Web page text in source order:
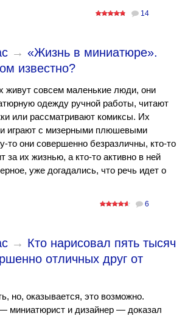
14
→ «Жизнь в миниатюре».
известно?
живут совсем маленькие люди, они
одежду ручной работы, читают
или рассматривают комиксы. Их
играют с мизерными плюшевыми
то они совершенно безразличны, кто-то
за их жизнью, а кто-то активно в ней
уже догадались, что речь идет о
6
→ Кто нарисовал пять тысяч
отличных друг от
но, оказывается, это возможно.
и дизайнер — доказал